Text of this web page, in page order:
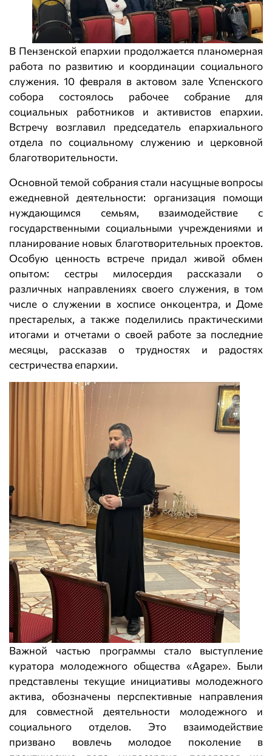
В Пензенской епархии продолжается планомерная
работа по развитию и координации социального
служения. 10 февраля в актовом зале Успенского
собора состоялось рабочее собрание для
социальных работников и активистов епархии.
Встречу возглавил председатель епархиального
отдела по социальному служению и церковной
благотворительности.
Основной темой собрания стали насущные вопросы
ежедневной деятельности: организация помощи
нуждающимся семьям, взаимодействие с
государственными социальными учреждениями и
планирование новых благотворительных проектов.
Особую ценность встрече придал живой обмен
опытом: сестры милосердия рассказали о
различных направлениях своего служения, в том
числе о служении в хосписе онкоцентра, и Доме
престарелых, а также поделились практическими
итогами и отчетами о своей работе за последние
месяцы, рассказав о трудностях и радостях
сестричества епархии.
Важной частью программы стало выступление
куратора молодежного общества «Agape». Были
представлены текущие инициативы молодежного
актива, обозначены перспективные направления
для совместной деятельности молодежного и
социального отделов. Это взаимодействие
призвано вовлечь молодое поколение в